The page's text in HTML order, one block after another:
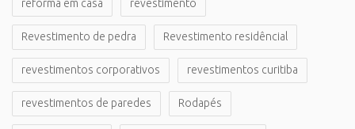
reforma em casa revestimento
Revestimento de pedra Revestimento residêncial
revestimentos corporativos revestimentos curitiba
revestimentos de paredes Rodapés